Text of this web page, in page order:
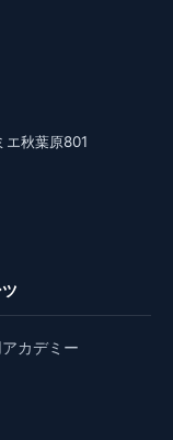
エ秋葉原801
カデミー